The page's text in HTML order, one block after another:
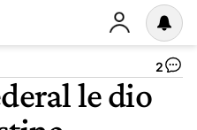
2
le dio